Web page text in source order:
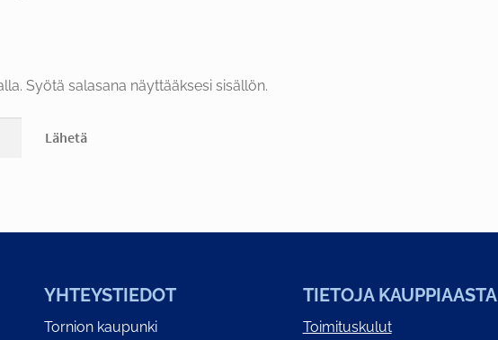
Syötä salasana näyttääksesi sisällön.
YHTEYSTIEDOT
Tornion kaupunki
TIETOJA KAUPPIAASTA
Toimituskulut